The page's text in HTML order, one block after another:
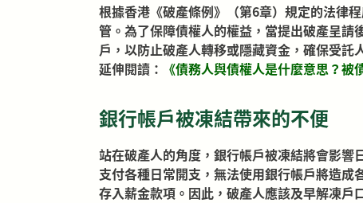
根據香港《破產條例》（第6章）規定的法律
管。為了保障債權人的權益，當提出破產呈
戶，以防止破產人轉移或隱藏資金，確保受託
延伸閱讀： 《債務人與債權人是什麼意思？被
銀行帳戶被凍結帶來的不便
站在破產人的角度，銀行帳戶被凍結將會影
支付各種日常開支，無法使用銀行帳戶將造
存入薪金款項。因此，破產人應該及早解凍戶